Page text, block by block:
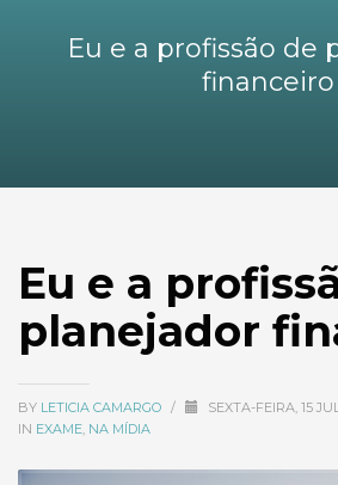
Eu e a profissão de
financeiro
Eu e a
planejador
BY LETICIA CAMARGO / SEXTA-FEIRA, 15
IN EXAME NA MÍDIA